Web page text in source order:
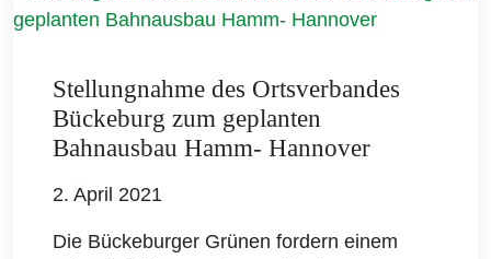
Stellungnahme des Ortsverbandes
Bückeburg zum geplanten
Bahnausbau Hamm- Hannover
2. April 2021
Die Bückeburger Grünen fordern einem